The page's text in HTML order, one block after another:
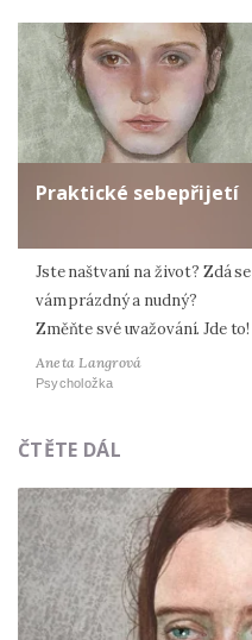
Praktické sebepřijetí
Jste naštvaní na život? Zdá se
vám prázdný a nudný?
Změňte své uvažování. Jde to!
Aneta Langrová
Psycholožka
ČTĚTE DÁL